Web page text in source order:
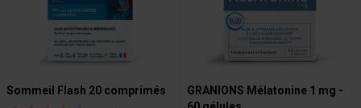
Sommeil Flash 20 comprimés
GRANIONS Mélatonine 1 mg -